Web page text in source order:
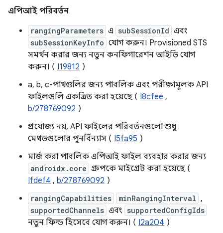
এপিআই পরিবর্তন
rangingParameters এ subSessionId এবং
subSessionKeyInfo যোগ করুন। Provisioned STS
সমর্থন করার জন্য নতুন কনফিগারেশন আইডি যোগ
করুন। ( I19812 )
a, b, c-পাথগুলির জন্য পাবলিক এবং পরীক্ষামূলক API
ফাইলগুলি একত্রিত করা হয়েছে ( I8cfee ,
b/278769092 )
প্রযোজ্য নয়, API ফাইলের পরিবর্তনগুলো শুধু
মেথডগুলোর পুনর্বিন্যাস ( I5fa95 )
মার্জ করা পাবলিক এপিআই ফাইল ব্যবহার করার জন্য
androidx.core গ্রুপকে মাইগ্রেট করা হয়েছে (
Ifdef4 , b/278769092 )
rangingCapabilities minRangingInterval ,
supportedChannels এবং supportedConfigIds
নতুন ফিল্ড হিসেবে যোগ করুন। ( I2a204 )